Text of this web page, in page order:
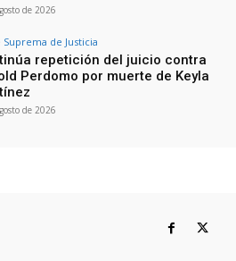
de 2026
Suprema de Justicia
repetición del juicio contra
Perdomo por muerte de Keyla
de 2026